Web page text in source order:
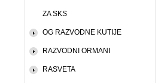
ZA SKS
OG RAZVODNE KUTIJE
RAZVODNI ORMANI
RASVETA